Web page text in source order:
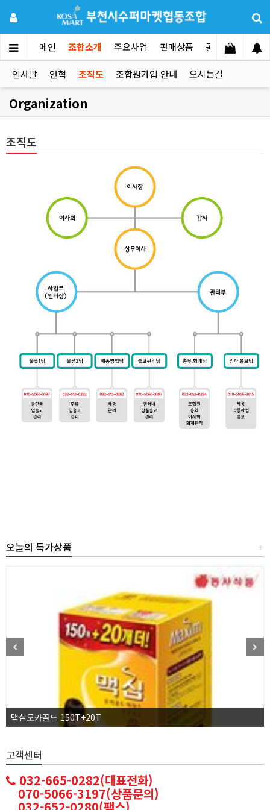
메인 조합소개 주요사업 판매상품 공지사항 문
인사말 연혁 조직도 조합원가입 안내 오시는길
Organization
조직도
+
오늘의 특가상품
맥심모카골드 150T+20T
고객센터
032-665-0282(대표전화)
070-5066-3197(상품문의)